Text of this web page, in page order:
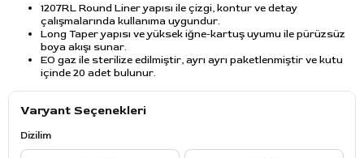
1207RL Round Liner yapısı ile çizgi, kontur ve detay
çalışmalarında kullanıma uygundur.
Long Taper yapısı ve yüksek iğne-kartuş uyumu ile pürüzsüz
boya akışı sunar.
EO gaz ile sterilize edilmiştir, ayrı ayrı paketlenmiştir ve kutu
içinde 20 adet bulunur.
Varyant Seçenekleri
Dizilim